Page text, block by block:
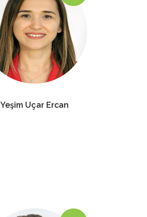
Yeşim Uçar Ercan